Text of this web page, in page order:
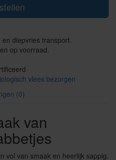
diepvries transport.
op voorraad.
vlees bezorgen
(0)
van
vol van smaak en heerlijk sappig.